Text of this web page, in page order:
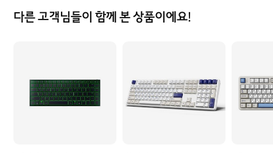
다른 고객님들이 함께 본 상품이에요!